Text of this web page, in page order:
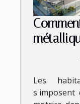
Les
s'imposent